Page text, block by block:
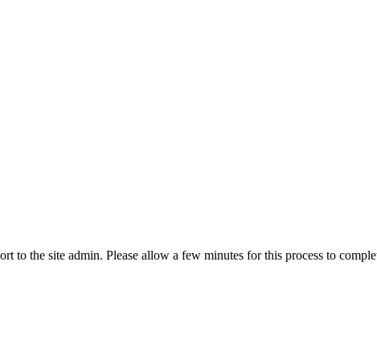
to the site admin. Please allow a few minutes for this process to